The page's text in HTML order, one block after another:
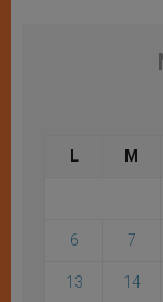
L M
6 7
13 14